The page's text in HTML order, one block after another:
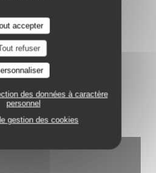
accepter
refuser
des données à caractère
personnel
gestion des cookies
Accès Wifi
Visa, Carte Bleue
Privé